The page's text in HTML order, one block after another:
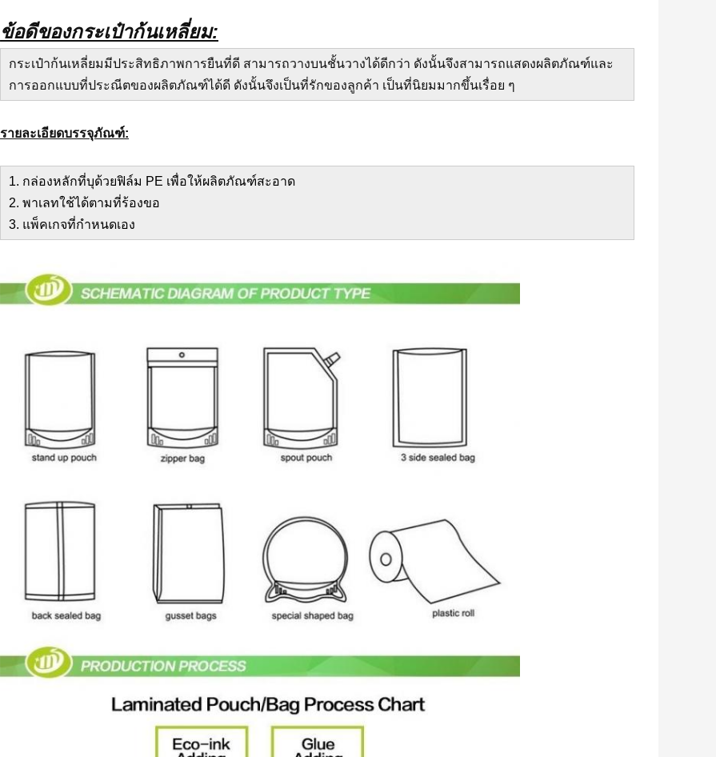
ข้อดีของกระเป๋าก้นเหลี่ยม:
กระเป๋าก้นเหลี่ยมมีประสิทธิภาพการยืนที่ดี สามารถวางบนชั้นวางได้ดีกว่า ดังนั้นจึงสามารถแสดงผลิตภัณฑ์และ
การออกแบบที่ประณีตของผลิตภัณฑ์ได้ดี ดังนั้นจึงเป็นที่รักของลูกค้า เป็นที่นิยมมากขึ้นเรื่อย ๆ
รายละเอียดบรรจุภัณฑ์:
1. กล่องหลักที่บุด้วยฟิล์ม PE เพื่อให้ผลิตภัณฑ์สะอาด
2. พาเลทใช้ได้ตามที่ร้องขอ
3. แพ็คเกจที่กำหนดเอง